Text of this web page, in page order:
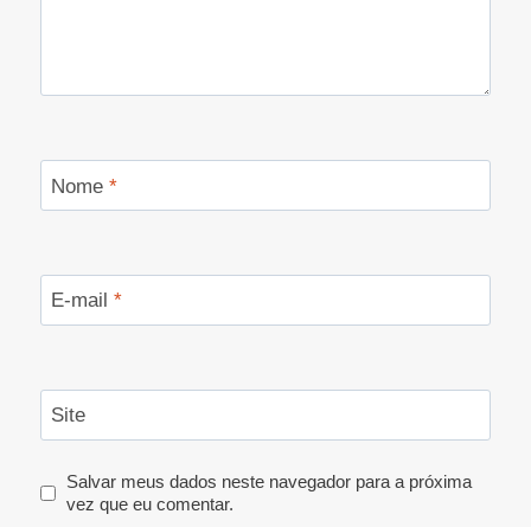
Nome *
E-mail *
Site
Salvar meus dados neste navegador para a próxima
vez que eu comentar.